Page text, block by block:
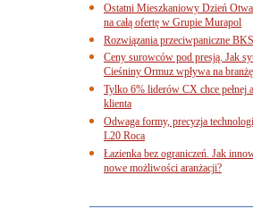
Ostatni Mieszkaniowy Dzień
na całą ofertę w Grupie Murapol
Rozwiązania przeciwpaniczne
Ceny surowców pod presją. Jak
Cieśniny Ormuz wpływa na
Tylko 6% liderów CX chce pełnej
klienta
Odwaga formy, precyzja
L20 Roca
Łazienka bez ograniczeń. Jak
nowe możliwości aranżacji?